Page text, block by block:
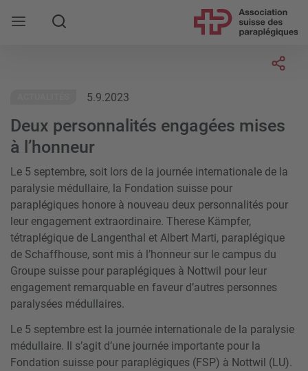
Rechercher
5.9.2023
Deux personnalités engagées mises
à l’honneur
Le 5 septembre, soit lors de la journée internationale de la
paralysie médullaire, la Fondation suisse pour
paraplégiques honore à nouveau deux personnalités pour
leur engagement extraordinaire. Therese Kämpfer,
tétraplégique de Langenthal et Albert Marti, paraplégique
de Schaffhouse, sont mis à l’honneur sur le campus du
Groupe suisse pour paraplégiques à Nottwil pour leur
engagement remarquable en faveur d’autres personnes
paralysées médullaires.
Le 5 septembre est la journée internationale de la paralysie
médullaire. Il s’agit d’une journée importante pour la
Fondation suisse pour paraplégiques (FSP) à Nottwil (LU).